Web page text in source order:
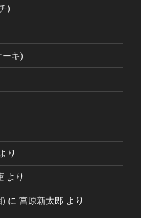
)
キ)
より
より
) に 宮原新太郎 より